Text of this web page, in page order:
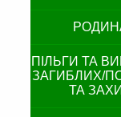
ПІЛЬГИ ТА
ЗАГИБЛИХ/
ТА